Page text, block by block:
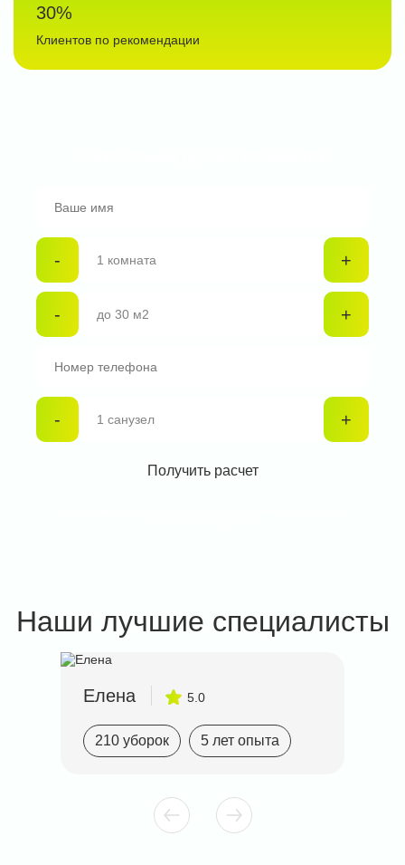
30%
Клиентов по рекомендации
- +
- +
- +
Наши лучшие специалисты
Елена 5.0
210 уборок 5 лет опыта